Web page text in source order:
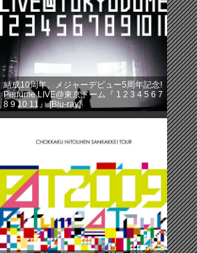
結成10周年、メジャーデビュー5周年記念!
Perfume LIVE@東京ドーム『 1 2 3 4 5 6 7
8 9 10 11』 [Blu-ray]
徳間ジャパンコミュニケーションズ